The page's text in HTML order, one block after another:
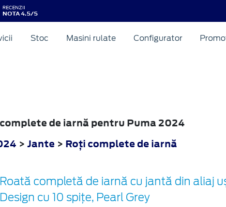
RECENZII
NOTA 4.5/5
Stoc Masini rulate Configurator
de iarnă pentru Puma 2024
> Jante > Roţi complete de iarnă
Roată completă de iarnă cu jantă din aliaj
Design cu 10 spițe, Pearl Grey